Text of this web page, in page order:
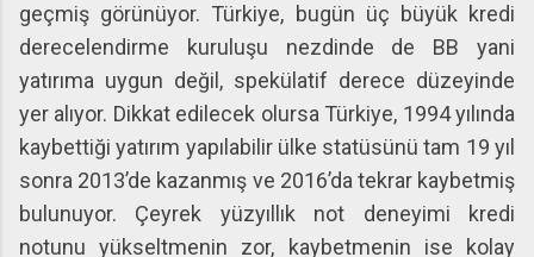
geçmiş görünüyor. Türkiye, bugün üç büyük kredi
derecelendirme kuruluşu nezdinde de BB yani
yatırıma uygun değil, spekülatif derece düzeyinde
yer alıyor. Dikkat edilecek olursa Türkiye, 1994 yılında
kaybettiği yatırım yapılabilir ülke statüsünü tam 19 yıl
sonra 2013’de kazanmış ve 2016’da tekrar kaybetmiş
bulunuyor. Çeyrek yüzyıllık not deneyimi kredi
notunu yükseltmenin zor, kaybetmenin ise kolay